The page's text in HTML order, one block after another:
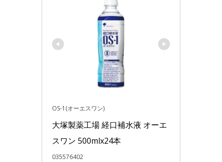
OS-1(オーエスワン)
大塚製薬工場 経口補水液 オーエ
スワン 500mlx24本
035576402